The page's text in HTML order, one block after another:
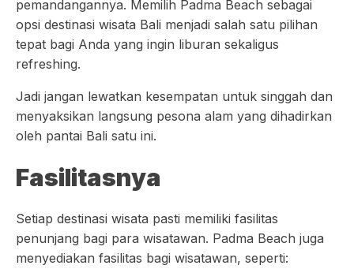
pemandangannya. Memilih Padma Beach sebagai
opsi destinasi wisata Bali menjadi salah satu pilihan
tepat bagi Anda yang ingin liburan sekaligus
refreshing.
Jadi jangan lewatkan kesempatan untuk singgah dan
menyaksikan langsung pesona alam yang dihadirkan
oleh pantai Bali satu ini.
Fasilitasnya
Setiap destinasi wisata pasti memiliki fasilitas
penunjang bagi para wisatawan. Padma Beach juga
menyediakan fasilitas bagi wisatawan, seperti: